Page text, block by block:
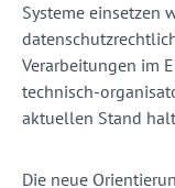
Systeme einsetzen
Verarbeitungen im
technisch-
aktuellen Stand
Die neue